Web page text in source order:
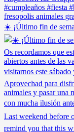
☀️ ¡Último fin de